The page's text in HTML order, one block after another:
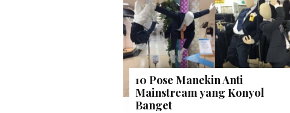
10 Pose Manekin Anti
Mainstream yang Konyol
Banget